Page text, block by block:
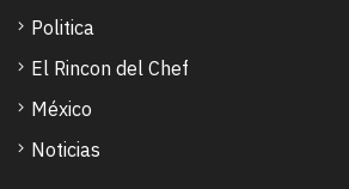
Politica
El Rincon del Chef
México
Noticias